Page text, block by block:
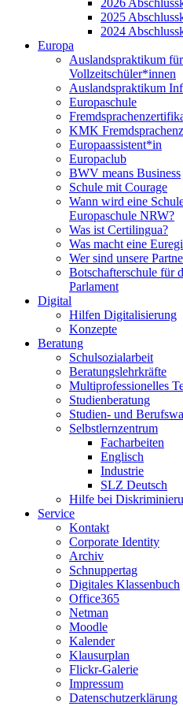
2026
2025
2024
Europa
Auslandspraktikum für
Vollzeitschüler*innen
Auslandspraktikum
Europaschule
KMK
Europaassistent*in
Europaclub
BWV means Business
Schule mit Courage
Wann wird eine
Europaschule NRW?
Was ist Certilingua?
Was macht eine
Wer sind unsere
Botschafterschule für
Parlament
Digital
Hilfen Digitalisierung
Konzepte
Beratung
Schulsozialarbeit
Beratungslehrkräfte
Multiprofessionelles
Studienberatung
Studien- und
Selbstlernzentrum
Facharbeiten
Englisch
Industrie
SLZ Deutsch
Hilfe bei
Service
Kontakt
Corporate Identity
Archiv
Schnuppertag
Digitales Klassenbuch
Office365
Netman
Moodle
Kalender
Klausurplan
Flickr-Galerie
Impressum
Datenschutzerklärung